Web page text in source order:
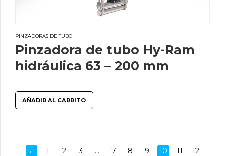
PINZADORAS DE TUBO
Pinzadora de tubo Hy-Ram
hidráulica 63 – 200 mm
AÑADIR AL CARRITO
← 1 2 3 … 7 8 9 10 11
12